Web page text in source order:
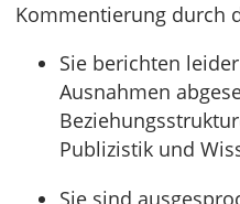
Kommentierung durch
Sie berichten
Ausnahmen
Publizistik und
Sie sind